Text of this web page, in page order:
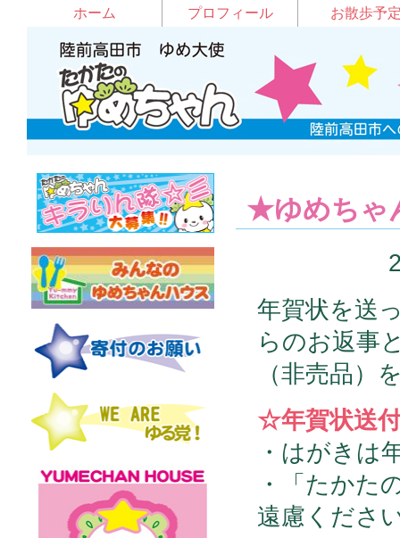
ホーム プロフィール お散歩予
★ゆめちゃ
年賀状を送
らのお返事
（非売品）
☆年賀状送
・はがきは
・「たかた
遠慮くださ